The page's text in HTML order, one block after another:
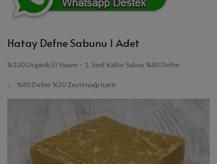
Hatay Defne Sabunu 1 Adet
%100 Organik El Yapımı – 1. Sınıf Kalite Sabun %80 Defne
%80 Defne %20 Zeytinyağı içerir.